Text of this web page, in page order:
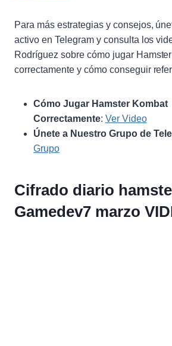
Para más estrategias y consejos,
activo en Telegram y consulta los
Rodríguez sobre cómo jugar
correctamente y cómo conseguir
Cómo Jugar Hamster Kombat
Correctamente: Ver Video
Únete a Nuestro Grupo de
Grupo
Cifrado diario
Gamedev7 marzo